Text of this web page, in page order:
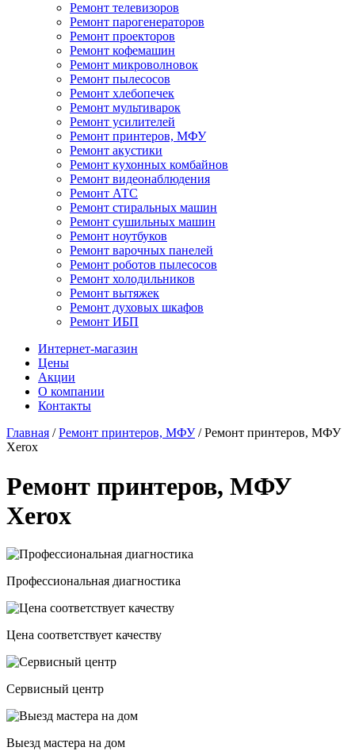
Ремонт телевизоров
Ремонт парогенераторов
Ремонт проекторов
Ремонт кофемашин
Ремонт микроволновок
Ремонт пылесосов
Ремонт хлебопечек
Ремонт мультиварок
Ремонт усилителей
Ремонт принтеров, МФУ
Ремонт акустики
Ремонт кухонных комбайнов
Ремонт видеонаблюдения
Ремонт АТС
Ремонт стиральных машин
Ремонт сушильных машин
Ремонт ноутбуков
Ремонт варочных панелей
Ремонт роботов пылесосов
Ремонт холодильников
Ремонт вытяжек
Ремонт духовых шкафов
Ремонт ИБП
Интернет-магазин
Цены
Акции
О компании
Контакты
Главная /Ремонт принтеров, МФУ/Ремонт принтеров, МФУ
Xerox
Ремонт принтеров, МФУ
Xerox
Профессиональная диагностика
Цена соответствует качеству
Сервисный центр
Выезд мастера на дом